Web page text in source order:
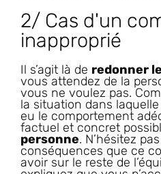
2/ Cas d'un
inapproprié
Il s’agit là de redonner
vous attendez de la
vous ne voulez pas.
la situation dans laquelle
eu le comportement
factuel et concret
personne. N’hésitez
conséquences que ce
avoir sur le reste de